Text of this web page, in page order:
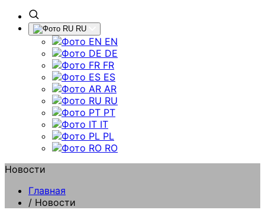
RU
EN
DE
FR
ES
AR
RU
PT
IT
PL
RO
Новости
Главная
/ Новости